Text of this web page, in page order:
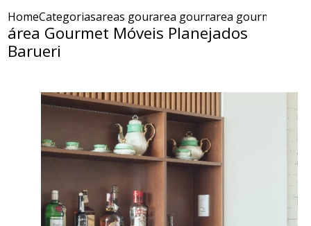
HomeCategoriasareas gourmet planejadas
area gourmet pequena
area gourmet
área Gourmet Móveis Planejados
Barueri